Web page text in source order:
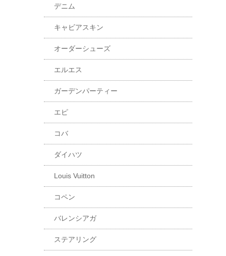
デニム
キャビアスキン
オーダーシューズ
エルエス
ガーデンパーティー
エピ
コバ
ダイハツ
Louis Vuitton
コペン
バレンシアガ
ステアリング